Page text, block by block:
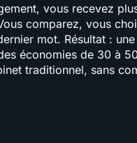
vous recevez
comparez, vous
mot. Résultat :
économies de 30 à
traditionnel, sans